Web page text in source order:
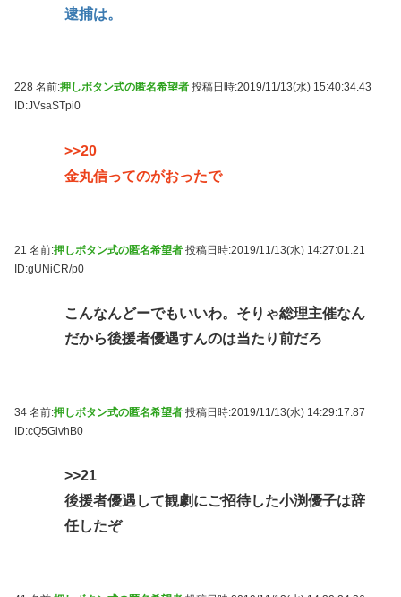
逮捕は。
228 名前:押しボタン式の匿名希望者 投稿日時:2019/11/13(水) 15:40:34.43
ID:JVsaSTpi0
>>20
金丸信ってのがおったで
21 名前:押しボタン式の匿名希望者 投稿日時:2019/11/13(水) 14:27:01.21
ID:gUNiCR/p0
こんなんどーでもいいわ。そりゃ総理主催なん
だから後援者優遇すんのは当たり前だろ
34 名前:押しボタン式の匿名希望者 投稿日時:2019/11/13(水) 14:29:17.87
ID:cQ5GlvhB0
>>21
後援者優遇して観劇にご招待した小渕優子は辞
任したぞ